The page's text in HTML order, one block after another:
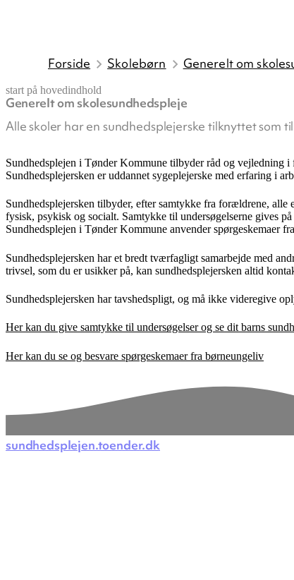
Forside Skolebørn Generelt om
start på hovedindhold
Generelt om skolesundhedspleje
Alle skoler har en sundhedsplejerske tilknyttet som
senest opdateret 9. juli 2026
Sundhedsplejen i Tønder Kommune tilbyder råd og vejledning
Sundhedsplejersken er uddannet sygeplejerske med erfaring i
Sundhedsplejersken tilbyder, efter samtykke fra forældrene, alle
fysisk, psykisk og socialt. Samtykke til undersøgelserne gives
Sundhedsplejen i Tønder Kommune anvender spørgeskemaer
Sundhedsplejersken har et bredt tværfagligt samarbejde med
trivsel, som du er usikker på, kan sundhedsplejersken altid
Sundhedsplejersken har tavshedspligt, og må ikke videregive
Her kan du give samtykke til undersøgelser og se dit barns
Her kan du se og besvare spørgeskemaer fra børneungeliv
sundhedsplejen.toender.dk